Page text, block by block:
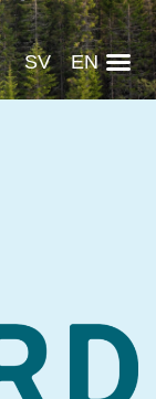
SV EN